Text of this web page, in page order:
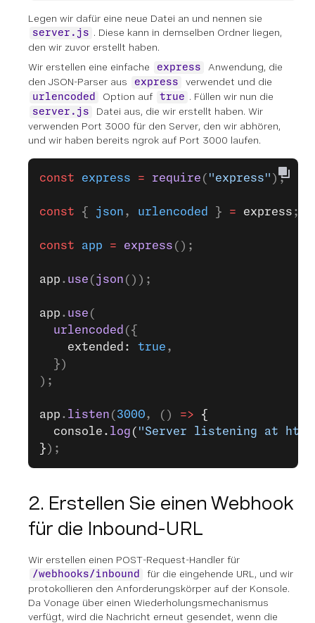
Legen wir dafür eine neue Datei an und nennen sie
server.js . Diese kann in demselben Ordner liegen,
den wir zuvor erstellt haben.
Wir erstellen eine einfache
express
Anwendung, die
den JSON-Parser aus
express verwendet und die
urlencoded Option auf true . Füllen wir nun die
server.js
Datei aus, die wir erstellt haben. Wir
verwenden Port 3000 für den Server, den wir abhören,
und wir haben bereits ngrok auf Port 3000 laufen.
const express = require ( "express" );
const { json , urlencoded } = express ;
const app = express ();
app . use ( json ());
app . use (
  urlencoded
({
    extended:
true ,
  })
);
app . listen ( 3000, () => {
  console.
log ( "Server listening at
} );
2. Erstellen Sie einen Webhook
für die Inbound-URL
Wir erstellen einen POST-Request-Handler für
/webhooks/inbound
für die eingehende URL, und wir
protokollieren den Anforderungskörper auf der Konsole.
Da Vonage über einen Wiederholungsmechanismus
verfügt, wird die Nachricht erneut gesendet, wenn die